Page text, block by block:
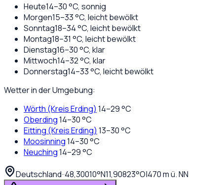
Heute14–30°C, sonnig
Morgen15–33°C, leicht bewölkt
Sonntag18–34°C, leicht bewölkt
Montag18–31 °C, leicht bewölkt
Dienstag16–30°C, klar
Mittwoch14–32°C, klar
Donnerstag14–33°C, leicht bewölkt
Wetter in der Umgebung:
Wörth (Kreis Erding) 14–29°C
Oberding14–30°C
Eitting (Kreis Erding) 13–30°C
Moosinning14–30°C
Neuching14–29°C
Deutschland··48,30010°N11,90823°O|470m ü. NN